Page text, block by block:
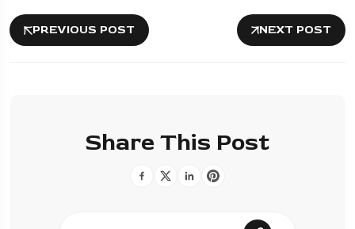
PREVIOUS POST NEXT POST
Share This Post